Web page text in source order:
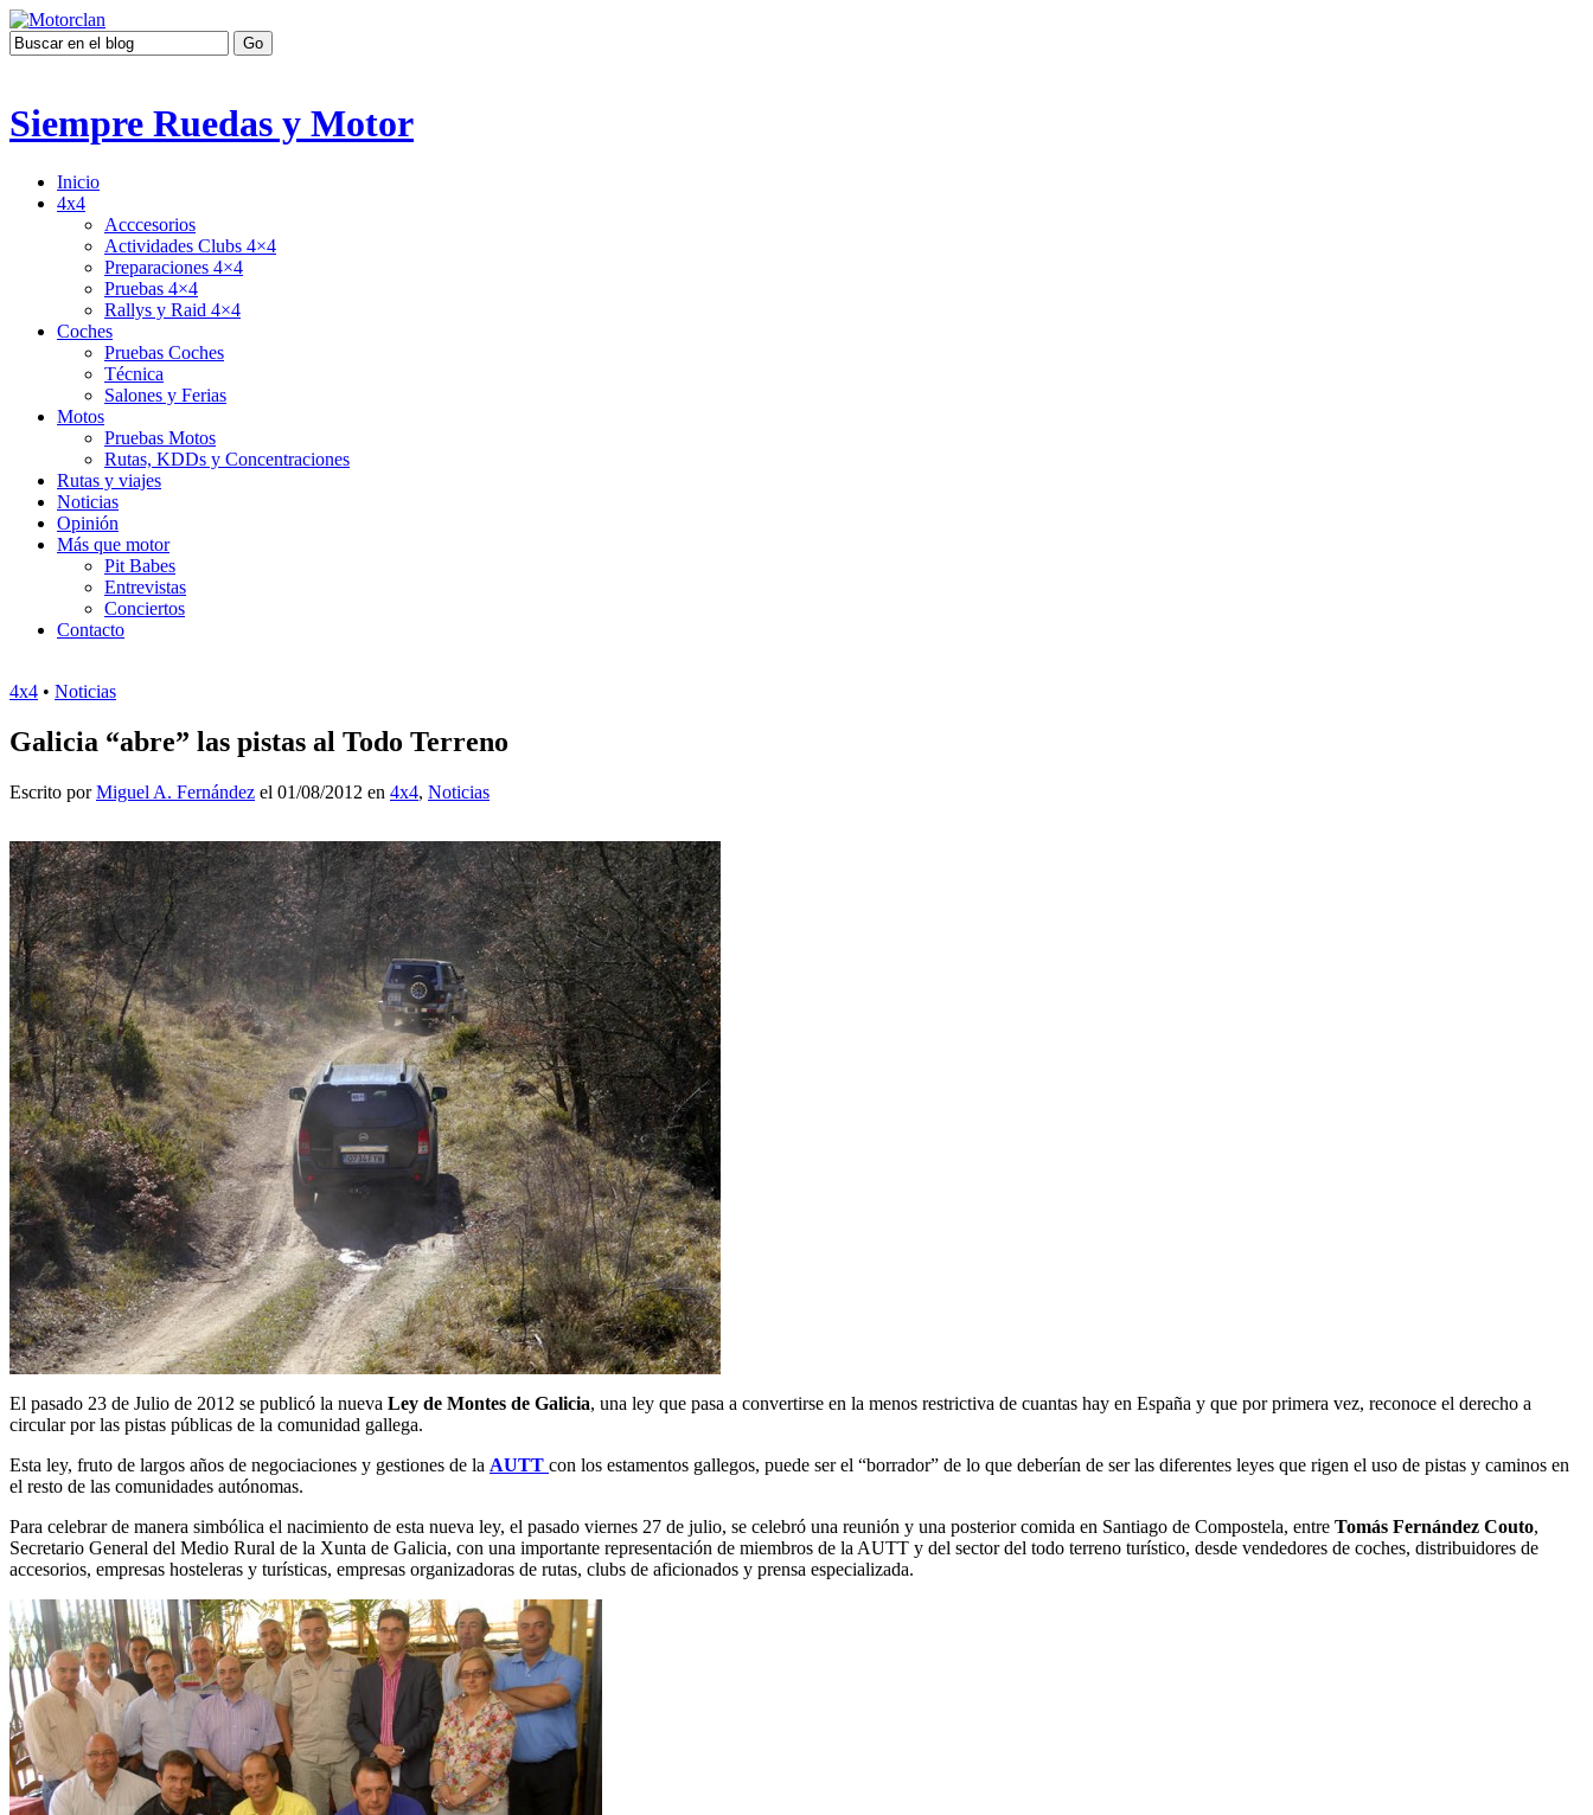
Siempre Ruedas y Motor
Inicio
4x4
Acccesorios
Actividades Clubs 4×4
Preparaciones 4×4
Pruebas 4×4
Rallys y Raid 4×4
Coches
Pruebas Coches
Técnica
Salones y Ferias
Motos
Pruebas Motos
Rutas, KDDs y Concentraciones
Rutas y viajes
Noticias
Opinión
Más que motor
Pit Babes
Entrevistas
Conciertos
Contacto
4x4 • Noticias
Galicia “abre” las pistas al Todo Terreno
Escrito porMiguel A. Fernández el 01/08/2012 en 4x4, Noticias
El pasado 23 de Julio de 2012 se publicó la nueva Ley de Montes de Galicia, una ley que pasa a convertirse en la menos restrictiva de cuantas hay en España y que por primera vez, reconoce el derecho a
circular por las pistas públicas de la comunidad gallega.
Esta ley, fruto de largos años de negociaciones y gestiones de la AUTT con los estamentos gallegos, puede ser el “borrador” de lo que deberían de ser las diferentes leyes que rigen el uso de pistas y caminos en
el resto de las comunidades autónomas.
Para celebrar de manera simbólica el nacimiento de esta nueva ley, el pasado viernes 27 de julio, se celebró una reunión y una posterior comida en Santiago de Compostela, entre Tomás Fernández Couto,
Secretario General del Medio Rural de la Xunta de Galicia, con una importante representación de miembros de la AUTT y del sector del todo terreno turístico, desde vendedores de coches, distribuidores de
accesorios, empresas hosteleras y turísticas, empresas organizadoras de rutas, clubs de aficionados y prensa especializada.